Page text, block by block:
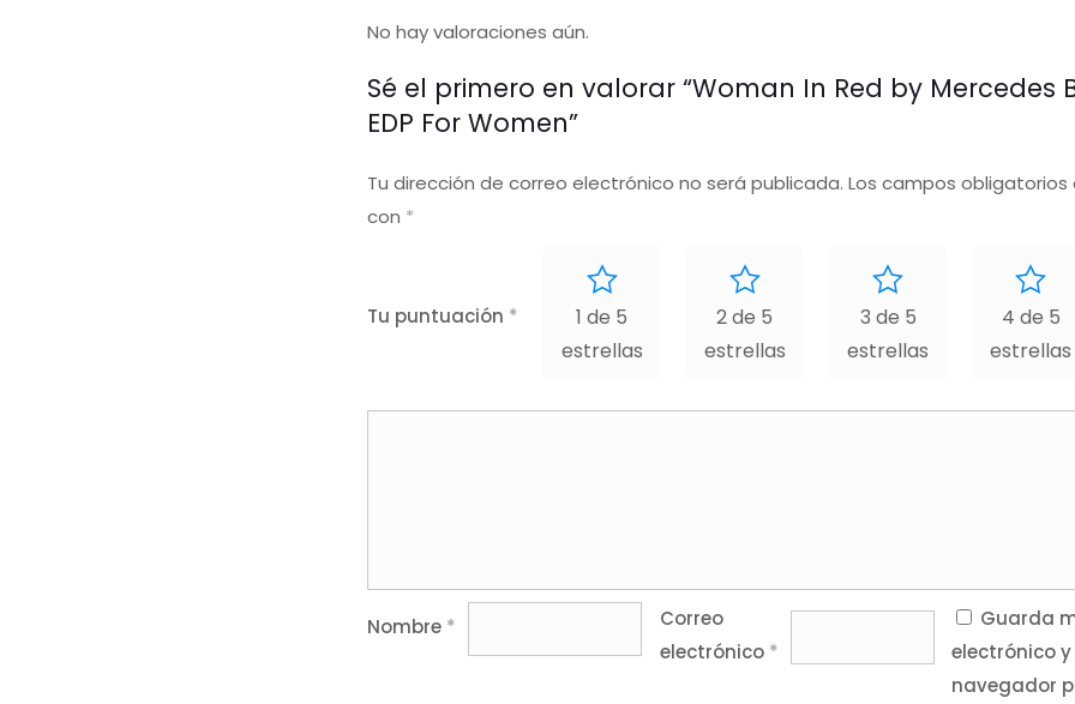
No hay valoraciones aún.
Sé el primero en valorar “Woman In Red by Mercedes
EDP For Women”
Tu dirección de correo electrónico no será publicada. Los campos
con *
Tu puntuación *
1 de 5
estrellas
2 de 5
estrellas
3 de 5
estrellas
4 de 5
estrellas
Nombre *
Correo
electrónico *
Guarda
electrónico
navegador